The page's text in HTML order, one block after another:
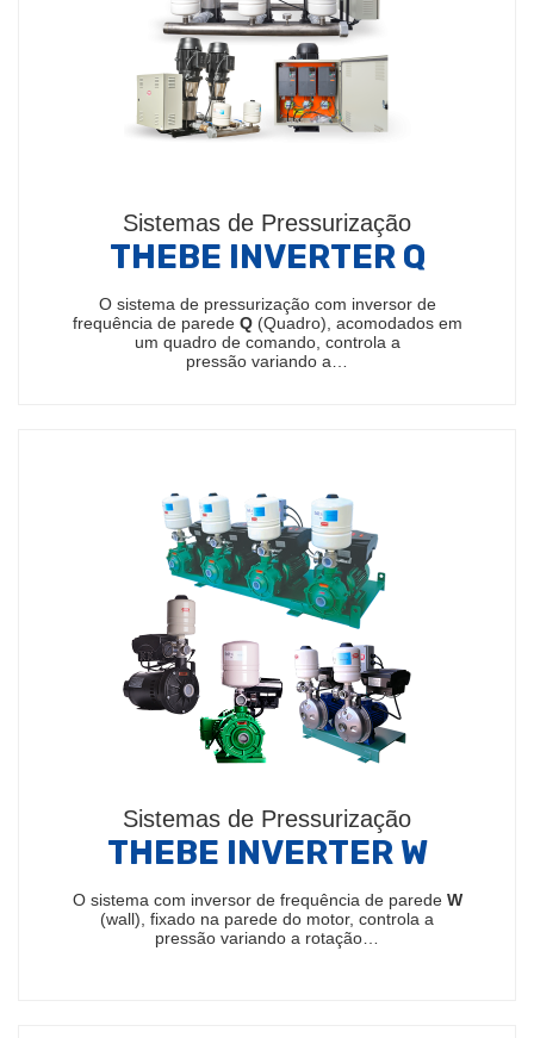
Sistemas de Pressurização
THEBE INVERTER Q
O sistema de pressurização com inversor de
frequência de parede Q(Quadro), acomodados em
um quadro de comando, controla a
pressão variando a…
Sistemas de Pressurização
THEBE INVERTER W
O sistema com inversor de frequência de parede W
(wall), fixado na parede do motor, controla a
pressão variando a rotação…